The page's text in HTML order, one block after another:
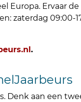
Europa. Ervaar
zaterdag 09:00-
.
Denk aan een